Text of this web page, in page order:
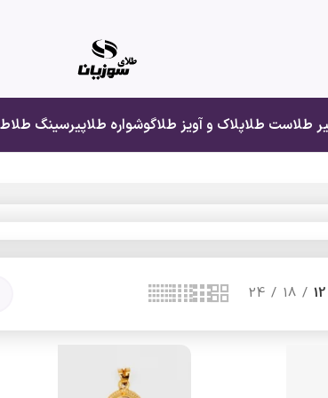
طلاست طلاپلاک و آویز طلاگوشواره طلاپیرسینگ طلا
12
18
24